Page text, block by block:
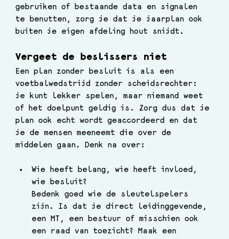
gebruiken of bestaande data en signalen
te benutten, zorg je dat je jaarplan ook
buiten je eigen afdeling hout snijdt.
Vergeet de beslissers niet
Een plan zonder besluit is als een
voetbalwedstrijd zonder scheidsrechter:
je kunt lekker spelen, maar niemand weet
of het doelpunt geldig is. Zorg dus dat je
plan ook echt wordt geaccordeerd en dat
je de mensen meeneemt die over de
middelen gaan. Denk na over:
Wie heeft belang, wie heeft invloed,
wie besluit?
Bedenk goed wie de sleutelspelers
zijn. Is dat je direct leidinggevende,
een MT, een bestuur of misschien ook
een raad van toezicht? Maak een